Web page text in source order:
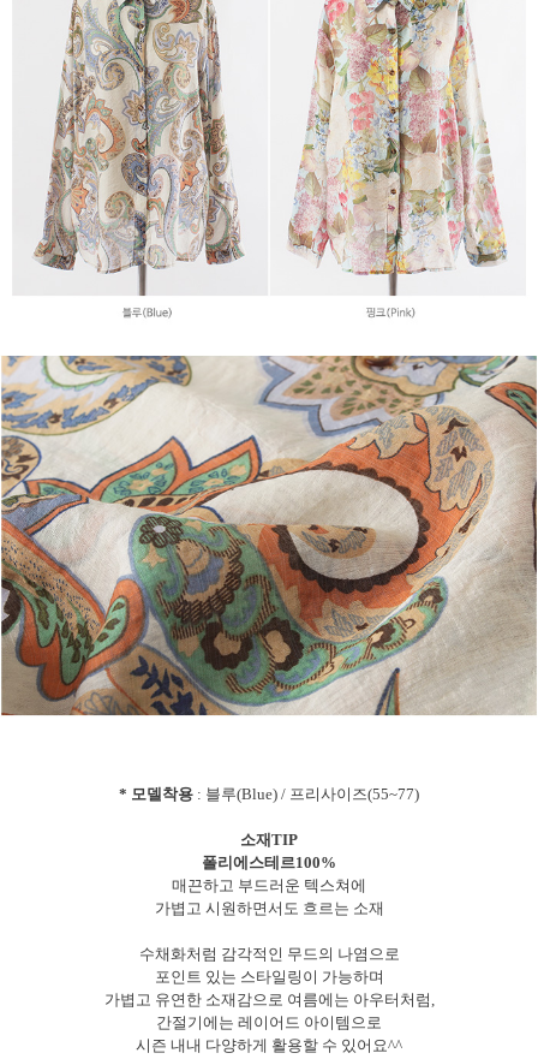
* 모델착용 : 블루(Blue) / 프리사이즈(55~77)
소재TIP
폴리에스테르100%
매끈하고 부드러운 텍스쳐에
가볍고 시원하면서도 흐르는 소재
수채화처럼 감각적인 무드의 나염으로
포인트 있는 스타일링이 가능하며
가볍고 유연한 소재감으로 여름에는 아우터처럼,
간절기에는 레이어드 아이템으로
시즌 내내 다양하게 활용할 수 있어요^^